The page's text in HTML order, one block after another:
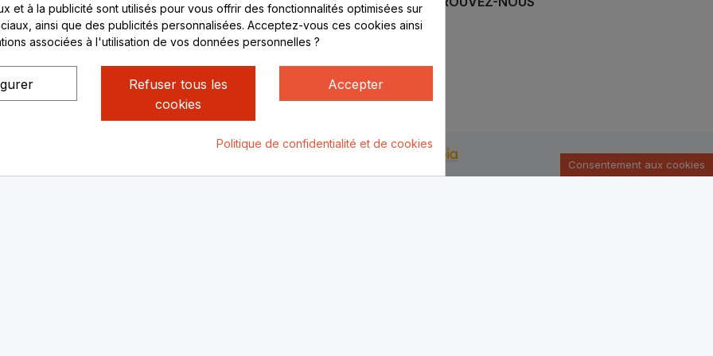
Lundi au vendredi :
8h - 16h
uniquement sur Rendez-
vous
© Rhone Philatelie 2021
et à la publicité sont utilisés pour vous offrir des fonctionnalités optimisées sur
ainsi que des publicités personnalisées. Acceptez-vous ces cookies ainsi
associées à l'utilisation de vos données personnelles ?
Accepter
Refuser tous les
cookies
Politique de confidentialité et de cookies
Consentement aux cookies